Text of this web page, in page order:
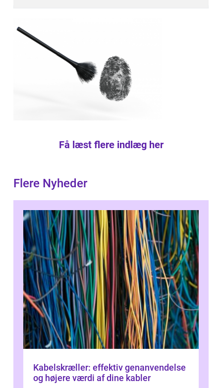
Få læst flere indlæg her
Flere Nyheder
Kabelskræller: effektiv genanvendelse
og højere værdi af dine kabler